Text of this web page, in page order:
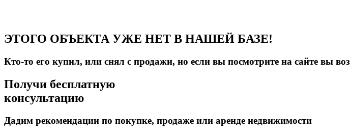
ЭТОГО ОБЪЕКТА УЖЕ НЕТ В НАШЕЙ БАЗЕ!
Кто-то его купил, или снял с продажи, но если вы посмотрите на сайте вы
Получи бесплатную
консультацию
Дадим рекомендации по покупке, продаже или аренде недвижимости